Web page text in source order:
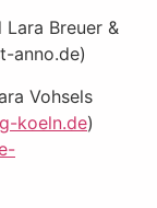
Lara Breuer &
anno.de)
Vohsels
koeln.de)